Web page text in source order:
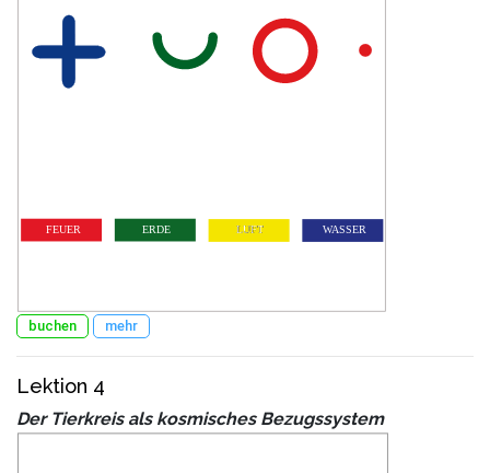
buchen mehr
Lektion 4
Der Tierkreis als kosmisches Bezugssystem